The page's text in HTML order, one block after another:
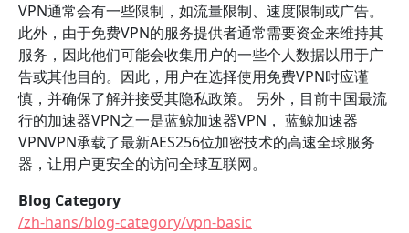
VPN通常会有一些限制，如流量限制、速度限制或广告。
此外，由于免费VPN的服务提供者通常需要资金来维持其
服务，因此他们可能会收集用户的一些个人数据以用于广
告或其他目的。因此，用户在选择使用免费VPN时应谨
慎，并确保了解并接受其隐私政策。 另外，目前中国最流
行的加速器VPN之一是蓝鲸加速器VPN， 蓝鲸加速器
VPNVPN承载了最新AES256位加密技术的高速全球服务
器，让用户更安全的访问全球互联网。
Blog Category
/zh-hans/blog-category/vpn-basic